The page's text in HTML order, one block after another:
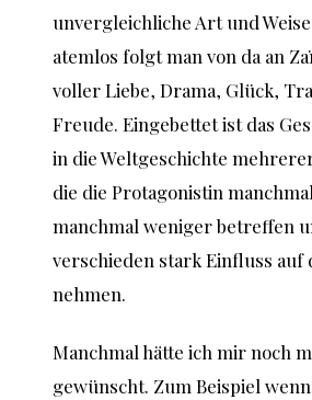
unvergleichliche Art und
atemlos folgt man von da an
voller Liebe, Drama, Glück,
Freude. Eingebettet ist das
in die Weltgeschichte
die die Protagonistin
manchmal weniger betreffen
verschieden stark Einfluss auf
nehmen.
Manchmal hätte ich mir noch
gewünscht. Zum Beispiel